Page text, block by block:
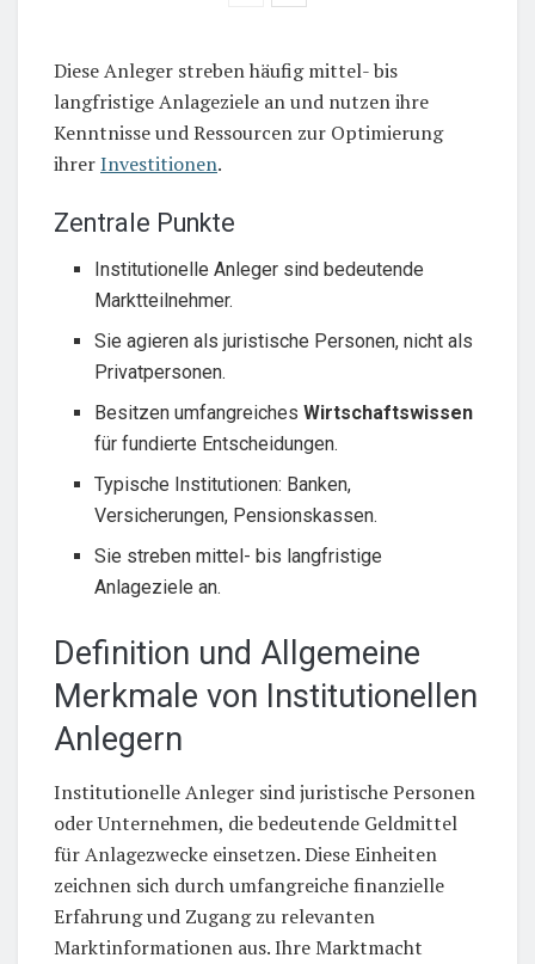
Diese Anleger streben häufig mittel- bis
langfristige Anlageziele an und nutzen ihre
Kenntnisse und Ressourcen zur Optimierung
ihrerInvestitionen.
Zentrale Punkte
Institutionelle Anleger sind bedeutende
Marktteilnehmer.
Sie agieren als juristische Personen, nicht als
Privatpersonen.
Besitzen umfangreichesWirtschaftswissen
für fundierte Entscheidungen.
Typische Institutionen: Banken,
Versicherungen, Pensionskassen.
Sie streben mittel- bis langfristige
Anlageziele an.
Definition und Allgemeine
Merkmale von Institutionellen
Anlegern
Institutionelle Anleger sind juristische Personen
oder Unternehmen, die bedeutende Geldmittel
für Anlagezwecke einsetzen. Diese Einheiten
zeichnen sich durch umfangreiche finanzielle
Erfahrung und Zugang zu relevanten
Marktinformationen aus. Ihre Marktmacht